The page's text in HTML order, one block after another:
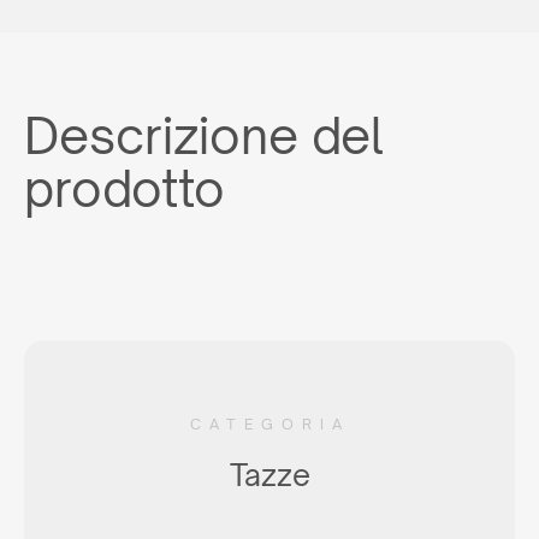
Descrizione del
prodotto
CATEGORIA
Tazze